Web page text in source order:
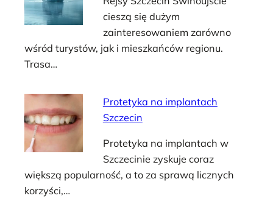
cieszą się dużym
zainteresowaniem zarówno
wśród turystów, jak i mieszkańców regionu.
Trasa…
Protetyka na implantach
Szczecin
Protetyka na implantach w
Szczecinie zyskuje coraz
większą popularność, a to za sprawą licznych
korzyści,…